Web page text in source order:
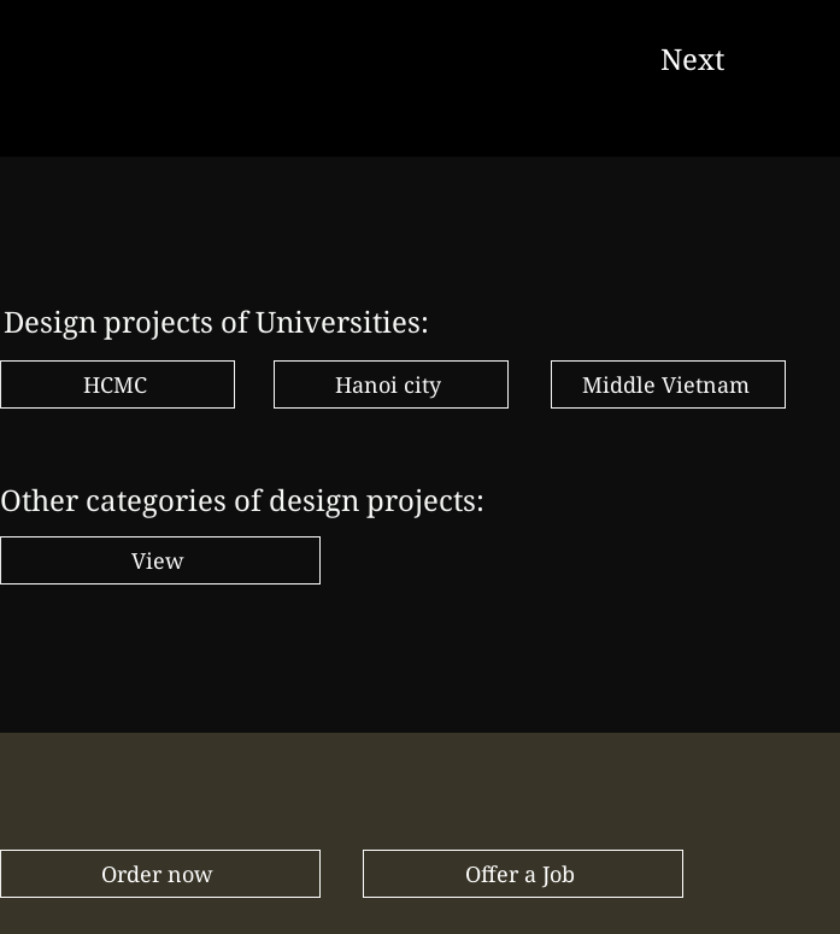
Next
Design projects of Universities:
HCMC Hanoi city Middle Vietnam
Other categories of design projects:
View
Order now Offer a Job